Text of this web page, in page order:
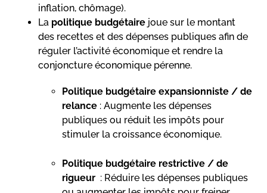
inflation, chômage).
La politique budgétaire joue sur le montant
des recettes et des dépenses publiques afin de
réguler l’activité économique et rendre la
conjoncture économique pérenne.
Politique budgétaire expansionniste / de
relance : Augmente les dépenses
publiques ou réduit les impôts pour
stimuler la croissance économique.
Politique budgétaire restrictive / de
rigueur : Réduire les dépenses publiques